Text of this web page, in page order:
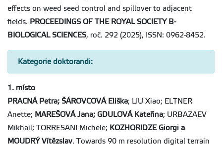
effects on weed seed control and spillover to adjacent
fields. PROCEEDINGS OF THE ROYAL SOCIETY B-
BIOLOGICAL SCIENCES, roč. 292 (2025), ISSN: 0962-8452.
Kategorie doktorandi:
1. místo
PRACNÁ Petra; ŠÁROVCOVÁ Eliška; LIU Xiao; ELTNER
Anette; MAREŠOVÁ Jana; GDULOVÁ Kateřina; URBAZAEV
Mikhail; TORRESANI Michele; KOZHORIDZE Giorgi a
MOUDRÝ Vítězslav. Towards 90 m resolution digital terrain